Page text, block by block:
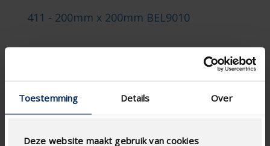
Toestemming Details Over
Deze website maakt gebruik van cookies
411 - 200mm x 200mm BEL9010